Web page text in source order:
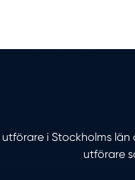
utförare i Stockholms
utförare